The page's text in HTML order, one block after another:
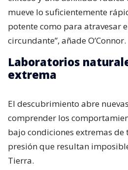
mueve lo suficientemente
potente como para atravesar
circundante”, añade O’Connor.
Laboratorios
extrema
El descubrimiento abre
comprender los
bajo condiciones extremas
presión que resultan
Tierra.